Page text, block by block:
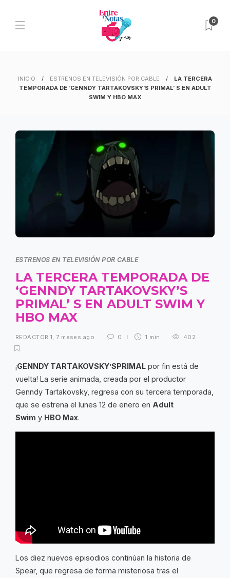
0
INICIO ESTRENOS EN TELEVISIÓN POR CABLE
LA TERCERA
TEMPORADA DE ‘GENNDY TARTAKOVSKY’S PRIMAL’ S EN ADULT
SWIM Y HBO MAX
ESTRENOS EN TELEVISIÓN POR CABLE
LA TERCERA TEMPORADA DE
‘GENNDY TARTAKOVSKY’S
PRIMAL’ S EN ADULT SWIM Y
HBO MAX
REDACTOR 1 7 meses ago 0 1 min 402
¡GENNDY TARTAKOVSKY’SPRIMAL por fin está de
vuelta! La serie animada, creada por el productor
Genndy Tartakovsky, regresa con su tercera temporada,
que se estrena el lunes 12 de enero en Adult
Swim y HBO Max.
Los diez nuevos episodios continúan la historia de
Spear, que regresa de forma misteriosa tras el